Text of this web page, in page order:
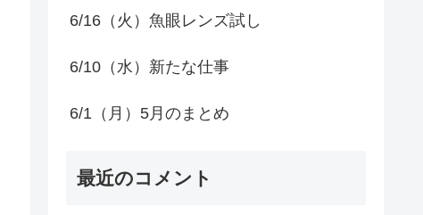
6/16（火）魚眼レンズ試し
6/10（水）新たな仕事
6/1（月）5月のまとめ
最近のコメント